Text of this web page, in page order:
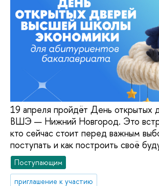
19 апреля пройдёт День
ВШЭ — Нижний Новгород. Это
кто сейчас стоит перед важным
поступать и как построить своё
Поступающим
приглашение к участию